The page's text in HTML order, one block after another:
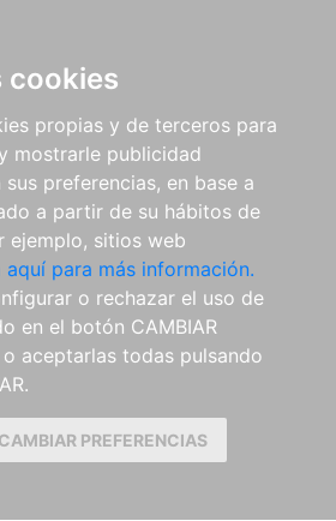
cookies
propias y de terceros para
mostrarle publicidad
preferencias, en base a
a partir de su hábitos de
ejemplo, sitios web
aquí para más información.
o rechazar el uso de
en el botón CAMBIAR
o aceptarlas todas pulsando
CAMBIAR PREFERENCIAS